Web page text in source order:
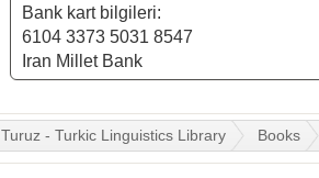
Bank kart bilgileri:
6104 3373 5031 8547
Iran Millet Bank
Turuz - Turkic Linguistics Library Books